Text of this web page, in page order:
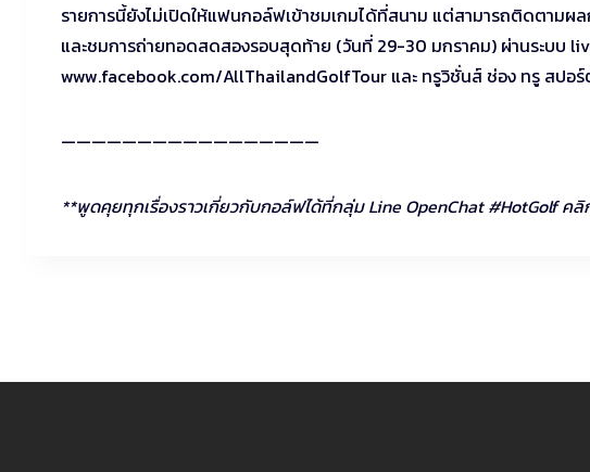
รายการนี้ยังไม่เปิดให้แฟนกอล์ฟเข้าชมเกมได้ที่สนาม แต่สามารถติดตาม
และชมการถ่ายทอดสดสองรอบสุดท้าย (วันที่ 29-30 มกราคม) ผ่านระบบ
www.facebook.com/AllThailandGolfTour และ ทรูวิชั่นส์ ช่อง ทรู สปอ
—————————————————
**พูดคุยทุกเรื่องราวเกี่ยวกับกอล์ฟได้ที่กลุ่ม Line OpenChat #HotGolf คลิ